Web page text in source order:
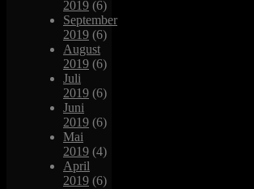
2019 (6)
September
2019 (6)
August
2019 (6)
Juli
2019 (6)
Juni
2019 (6)
Mai
2019 (4)
April
2019 (6)